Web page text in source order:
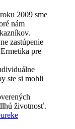
2009 sme
nám
zastúpenie
pre
ste si mohli
životnosť.